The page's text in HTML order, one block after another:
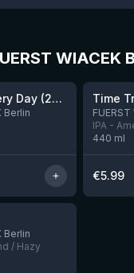
WIACEK
Nog 10Christmas Every Day (2025)
Berlin
Time
FUERST
IPA -
440 ml
€5.99
Berlin
/ Hazy